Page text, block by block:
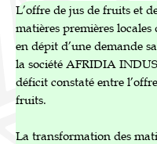
L’offre de jus de fruits et
matières premières
en dépit d’une demande
la société AFRIDIA
déficit constaté entre
fruits.
La transformation des